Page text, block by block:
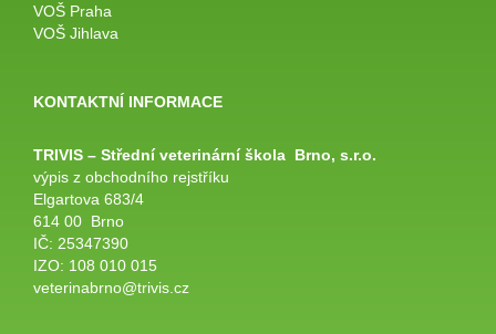
VOŠ Praha
VOŠ Jihlava
KONTAKTNÍ INFORMACE
TRIVIS – Střední veterinárníškola Brno, s.r.o.
výpis z obchodního rejstříku
Elgartova 683/4
614 00 Brno
IČ: 25347390
IZO: 108 010 015
veterinabrno@trivis.cz